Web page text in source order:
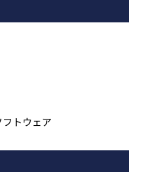
トウェア